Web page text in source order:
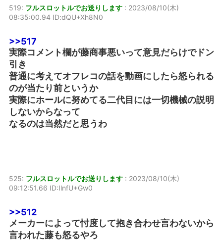
519: フルスロットルでお送りします : 2023/08/10(木)
08:35:00.94 ID:dQU+Xh8N0
>>517
実際コメント欄が藤商事悪いって意見だらけでドン
引き
普通に考えてオフレコの話を動画にしたら怒られる
のが当たり前というか
実際にホールに努めてる二代目には一切機械の説明
しないからなって
なるのは当然だと思うわ
525: フルスロットルでお送りします : 2023/08/10(木)
09:12:51.66 ID:IlnfU+Gw0
>>512
メーカーによって忖度して抱き合わせ言わないから
言われた藤も怒るやろ